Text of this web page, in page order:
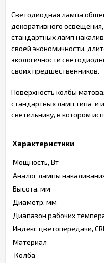
Светодиодная лампа
декоративного
стандартных ламп
своей экономичности,
экологичности
своих предшественников.
Поверхность колбы
стандартных ламп типа и
светильнику, в котором
Характеристики
Мощность, Вт
Аналог лампы
Высота, мм
Диаметр, мм
Диапазон рабочих
Индекс цветопередачи, CRI
Материал
Колба